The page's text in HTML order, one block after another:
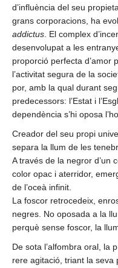
d’influència del seu
grans corporacions, ha
addictus . El complex
desenvolupat a les
proporció perfecta d’amor
l’activitat segura de la
por, amb la qual durant
predecessors: l’Estat i
dependència s’hi oposa
Creador del seu propi
separa la llum de les
A través de la negror d’un
color opac i aterridor,
de l’oceà infinit.
La foscor retrocedeix,
negres. No oposada a la
perquè sense foscor, la
De sota l’alfombra oral, la
rere agitació, triant la